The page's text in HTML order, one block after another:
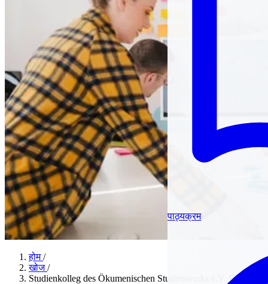
पाठ्यक्रम
होम/
खोज/
Studienkolleg des Ökumenischen Studienwerks e.V. Bochum